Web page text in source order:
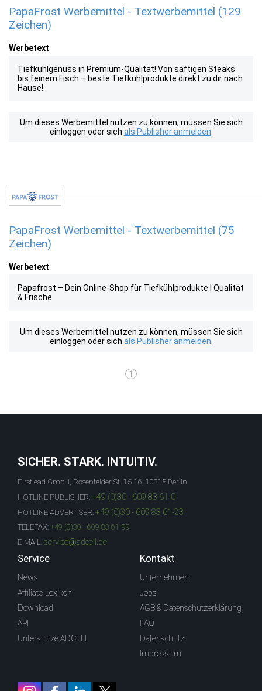
PapaFrost Werbemittel - Textwerbemittel (129
Zeichen)
Werbetext
Tiefkühlgenuss in Premium-Qualität! Von saftigen Steaks
bis feinem Fisch – beste Tiefkühlprodukte direkt zu dir nach
Hause!
Um dieses Werbemittel nutzen zu können, müssen Sie sich
einloggen oder sich als Publisher anmelden
PapaFrost Werbemittel - Textwerbemittel (75
Zeichen)
Werbetext
Papafrost – Dein Online-Shop für Tiefkühlprodukte | Qualität
& Frische
Um dieses Werbemittel nutzen zu können, müssen Sie sich
einloggen oder sich als Publisher anmelden
1
SICHER. STARK. INTUITIV.
Firstlead GmbH, Rosenfelder St. 15-16, 10315 Berlin
HOTLINE PUBLISHER: +49 (0)30 - 609 83 61-0
HOTLINE ADVERTISER: +49 (0)30 - 609 83 61-23
TELEFAX: +49 (0)30 - 609 83 61-99
E-MAIL: service@adcell.de
Service
News
Affiliate-Lexikon
Download
API
Unterstütze ADCELL
Kontakt
Unternehmen
Jobs
AGB & Datenschutzerklärung
FAQ
Datenschutz
Impressum